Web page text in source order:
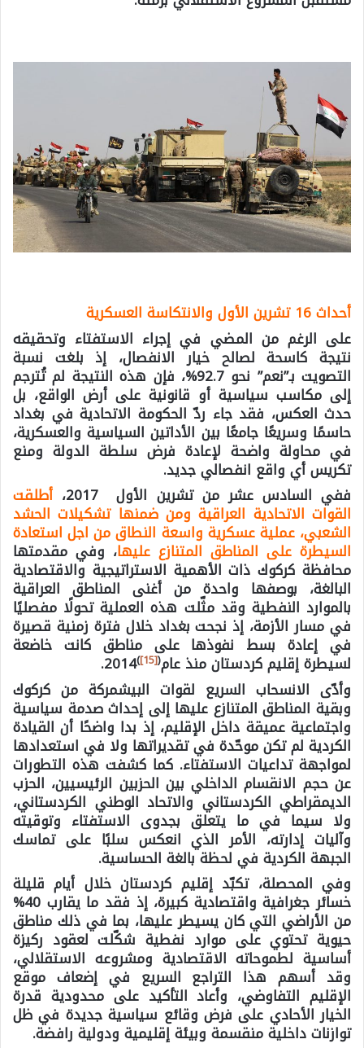
أحداث 16 تشرين الأول والانتكاسة العسكرية
على الرغم من المضي في إجراء الاستفتاء وتحقيقه
نتيجة كاسحة لصالح خيار الانفصال، إذ بلغت نسبة
التصويت بـ”نعم” نحو 92.7%، فإن هذه النتيجة لم تُترجم
إلى مكاسب سياسية أو قانونية على أرض الواقع، بل
حدث العكس، فقد جاء ردّ الحكومة الاتحادية في بغداد
حاسمًا وسريعًا جامعًا بين الأداتين السياسية والعسكرية،
في محاولة واضحة لإعادة فرض سلطة الدولة ومنع
تكريس أي واقع انفصالي جديد.
ففي السادس عشر من تشرين الأول 2017،
أطلقت
القوات الاتحادية العراقية ومن ضمنها تشكيلات الحشد
الشعبي، عملية عسكرية واسعة النطاق من اجل استعادة
السيطرة على المناطق المتنازع عليها، وفي مقدمتها
محافظة كركوك ذات الأهمية الاستراتيجية والاقتصادية
البالغة، بوصفها واحدة من أغنى المناطق العراقية
بالموارد النفطية وقد مثّلت هذه العملية تحولًا مفصليًا
في مسار الأزمة، إذ نجحت بغداد خلال فترة زمنية قصيرة
في إعادة بسط نفوذها على مناطق كانت خاضعة
لسيطرة إقليم كردستان منذ عام(
[15]
)
2014.
وأدّى الانسحاب السريع لقوات البيشمركة من كركوك
وبقية المناطق المتنازع عليها إلى إحداث صدمة سياسية
واجتماعية عميقة داخل الإقليم، إذ بدا واضحًا أن القيادة
الكردية لم تكن موحّدة في تقديراتها ولا في استعدادها
لمواجهة تداعيات الاستفتاء. كما كشفت هذه التطورات
عن حجم الانقسام الداخلي بين الحزبين الرئيسيين، الحزب
الديمقراطي الكردستاني والاتحاد الوطني الكردستاني،
ولا سيما في ما يتعلق بجدوى الاستفتاء وتوقيته
وآليات إدارته، الأمر الذي انعكس سلبًا على تماسك
الجبهة الكردية في لحظة بالغة الحساسية.
وفي المحصلة، تكبّد إقليم كردستان خلال أيام قليلة
خسائر جغرافية واقتصادية كبيرة، إذ فقد ما يقارب 40%
من الأراضي التي كان يسيطر عليها، بما في ذلك مناطق
حيوية تحتوي على موارد نفطية شكّلت لعقود ركيزة
أساسية لطموحاته الاقتصادية ومشروعه الاستقلالي،
وقد أسهم هذا التراجع السريع في إضعاف موقع
الإقليم التفاوضي، وأعاد التأكيد على محدودية قدرة
الخيار الأحادي على فرض وقائع سياسية جديدة في ظل
توازنات داخلية منقسمة وبيئة إقليمية ودولية رافضة.